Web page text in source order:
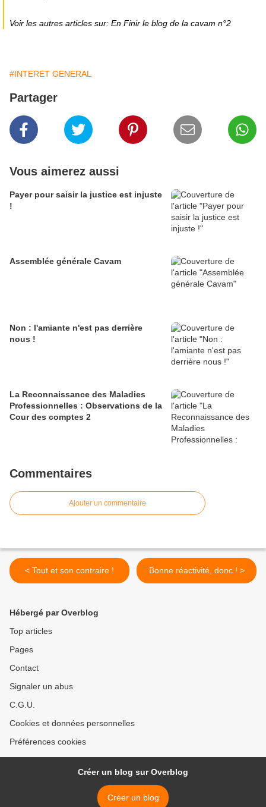
Voir les autres articles sur: En Finir le blog de la cavam n°2
#INTERET GENERAL
Partager
Vous aimerez aussi
Payer pour saisir la justice est injuste
!
Assemblée générale Cavam
Non : l'amiante n'est pas derrière
nous !
La Reconnaissance des Maladies
Professionnelles : Observations de la
Cour des comptes 2
Commentaires
Ajouter un commentaire
< Tout et son contraire ! Bonne réactivité, donc ! >
Hébergé par Overblog
Top articles
Pages
Contact
Signaler un abus
C.G.U.
Cookies et données personnelles
Préférences cookies
Créer un blog sur Overblog
Créer un blog